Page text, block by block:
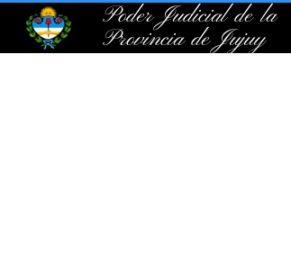
Poder Judicial de la
Provincia de Jujuy